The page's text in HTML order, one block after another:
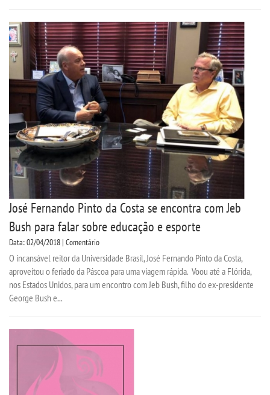
José Fernando Pinto da Costa se encontra com Jeb
Bush para falar sobre educação e esporte
Data: 02/04/2018 | Comentário
O incansável reitor da Universidade Brasil, José Fernando Pinto da Costa,
aproveitou o feriado da Páscoa para uma viagem rápida. Voou até a Flórida,
nos Estados Unidos, para um encontro com Jeb Bush, filho do ex-presidente
George Bush e...